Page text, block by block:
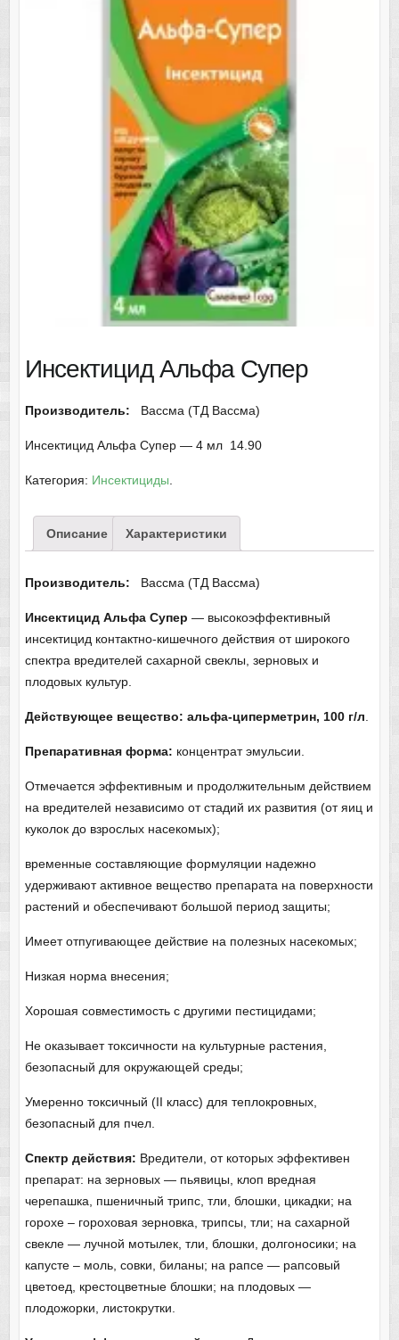
Инсектицид Альфа Супер
Производитель: Вассма (ТД Вассма)
Инсектицид Альфа Супер — 4 мл 14.90
Категория: Инсектициды.
Описание Характеристики
Производитель: Вассма (ТД Вассма)
Инсектицид Альфа Супер — высокоэффективный
инсектицид контактно-кишечного действия от широкого
спектра вредителей сахарной свеклы, зерновых и
плодовых культур.
Действующее вещество: альфа-циперметрин, 100 г/л
Препаративная форма: концентрат эмульсии.
Отмечается эффективным и продолжительным действием
на вредителей независимо от стадий их развития (от яиц и
куколок до взрослых насекомых);
временные составляющие формуляции надежно
удерживают активное вещество препарата на поверхности
растений и обеспечивают большой период защиты;
Имеет отпугивающее действие на полезных насекомых;
Низкая норма внесения;
Хорошая совместимость с другими пестицидами;
Не оказывает токсичности на культурные растения,
безопасный для окружающей среды;
Умеренно токсичный (II класс) для теплокровных,
безопасный для пчел.
Спектр действия: Вредители, от которых эффективен
препарат: на зерновых — пьявицы, клоп вредная
черепашка, пшеничный трипс, тли, блошки, цикадки; на
горохе – гороховая зерновка, трипсы, тли; на сахарной
свекле — лучной мотылек, тли, блошки, долгоносики; на
капусте – моль, совки, биланы; на рапсе — рапсовый
цветоед, крестоцветные блошки; на плодовых —
плодожорки, листокрутки.